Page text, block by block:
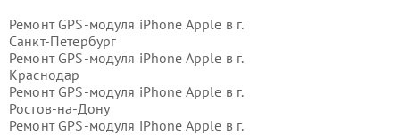
Ремонт GPS-модуля iPhone Apple в г.
Санкт-Петербург
Ремонт GPS-модуля iPhone Apple в г.
Краснодар
Ремонт GPS-модуля iPhone Apple в г.
Ростов-на-Дону
Ремонт GPS-модуля iPhone Apple в г.